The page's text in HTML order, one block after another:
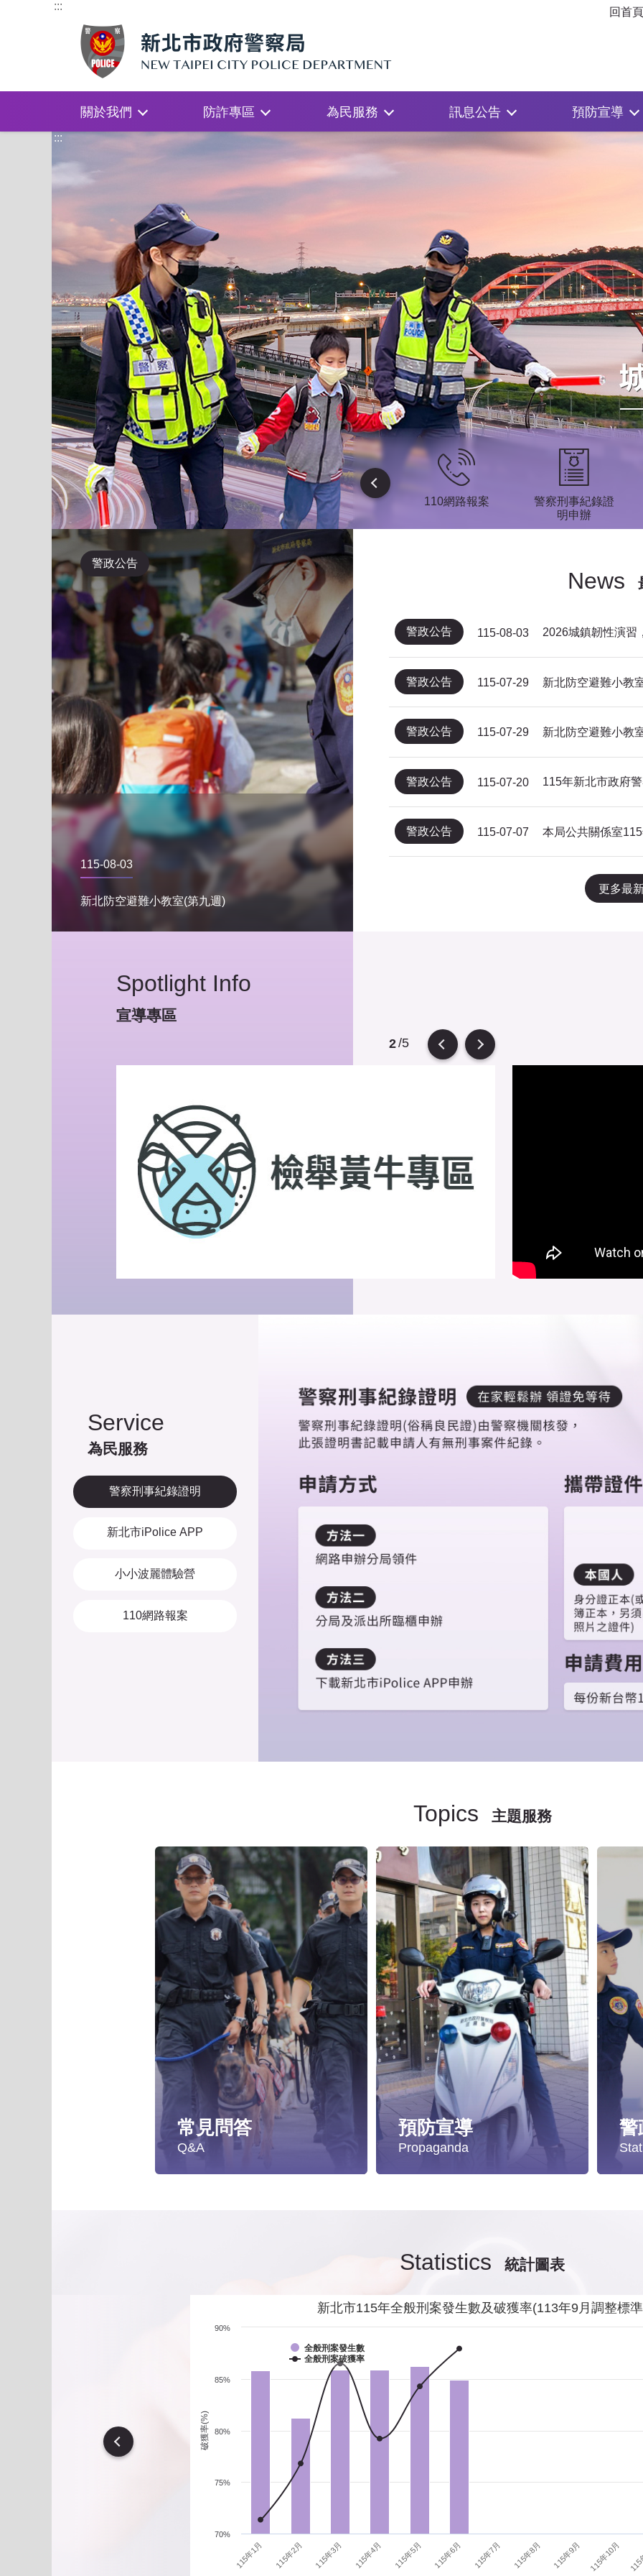
::: 回首
關於我們 防詐專區 為民服務 訊息公告 預防宣導
:::
Previous
新北市iPolice
APP
小小波麗體驗營
防空疏散避難專
區
110網路報案
警察刑事紀錄證
明申辦
News
警政公告
115-08-03
新北防空避難小教室(第九週)
警政公告 115-08-03 2026城鎮韌性演習
警政公告 115-07-29 新北防空避難小教
警政公告 115-07-29 新北防空避難小教
警政公告 115-07-20
警政公告 115-07-07
更多最
Spotlight Info
宣導專區
2/5
Service
為民服務
警察刑事紀錄證明
新北市iPolice APP
小小波麗體驗營
110網路報案
Topics 主題服務
常見問答
Q&A
如何執行家庭暴力加害人訪查、訪查對象及期間為何?
預防宣導
Propaganda
影音專區
交通安全
犯罪防治
警
警
Statistics 統計圖表
破獲率(%)
新北市115年全般刑案發生數及破獲率(113年9月調整標
全般刑案發生數
全般刑案破獲率
115年1月 115年2月 115年3月 115年4月 115年5月 115年6月 115年7月 115年8月 115年9月 115年10月
70%
75%
80%
85%
90%